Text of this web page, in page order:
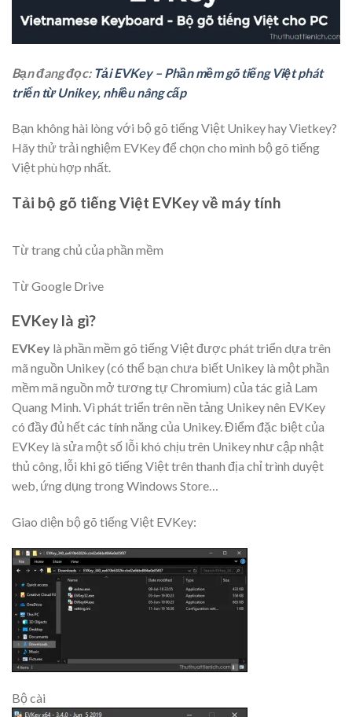
Bạn đang đọc: Tải EVKey – Phần mềm gõ tiếng Việt phát
triển từ Unikey, nhiều nâng cấp
Bạn không hài lòng với bộ gõ tiếng Việt Unikey hay Vietkey?
Hãy thử trải nghiệm EVKey để chọn cho mình bộ gõ tiếng
Việt phù hợp nhất.
Tải bộ gõ tiếng Việt EVKey về máy tính
Từ trang chủ của phần mềm
Từ Google Drive
EVKey là gì?
EVKey là phần mềm gõ tiếng Việt được phát triển dựa trên
mã nguồn Unikey (có thể bạn chưa biết Unikey là một phần
mềm mã nguồn mở tương tự Chromium) của tác giả Lam
Quang Minh. Vì phát triển trên nền tảng Unikey nên EVKey
có đầy đủ hết các tính năng của Unikey. Điểm đặc biệt của
EVKey là sửa một số lỗi khó chịu trên Unikey như cập nhật
thủ công, lỗi khi gõ tiếng Việt trên thanh địa chỉ trình duyệt
web, ứng dụng trong Windows Store…
Giao diện bộ gõ tiếng Việt EVKey:
Bộ cài